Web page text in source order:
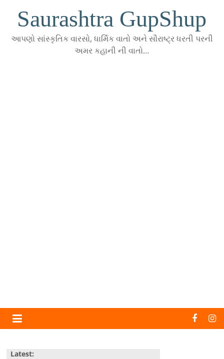
Saurashtra GupShup
આપણો સાંસ્કૃતિક વારસો, ધાર્મિક વાતો અને સૌરાષ્ટ્ર ધરતી પરની
અમર કહાની ની વાતો…
Latest: